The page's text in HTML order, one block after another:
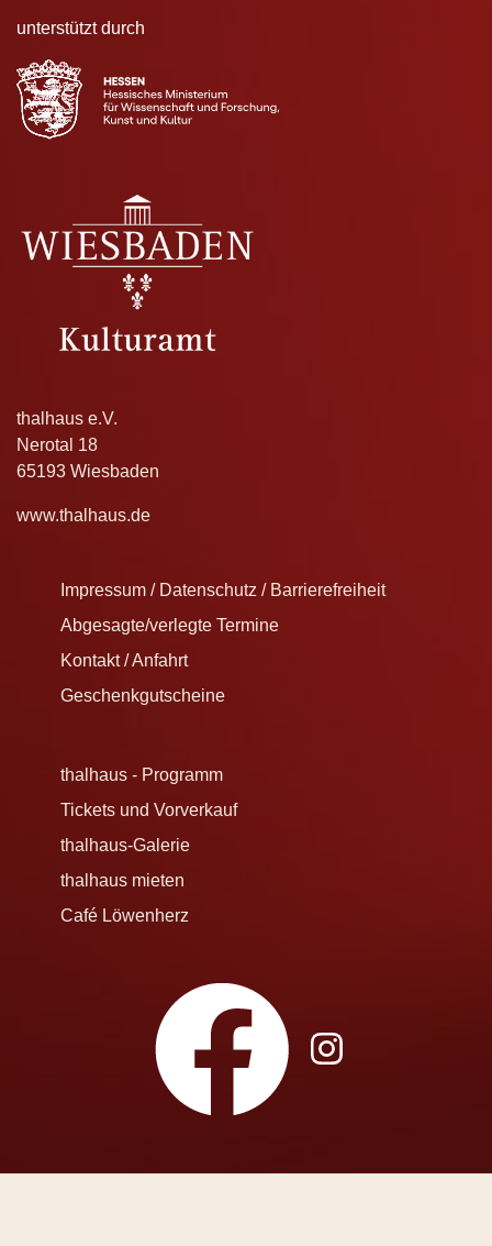
unterstützt durch
thalhaus e.V.
Nerotal 18
65193 Wiesbaden
www.thalhaus.de
Impressum / Datenschutz / Barrierefreiheit
Abgesagte/verlegte Termine
Kontakt / Anfahrt
Geschenkgutscheine
thalhaus - Programm
Tickets und Vorverkauf
thalhaus-Galerie
thalhaus mieten
Café Löwenherz